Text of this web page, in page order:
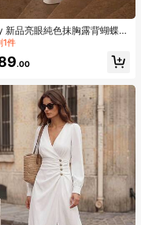
新品亮眼純色抹胸露背蝴蝶結
裝，優雅修身女款正式禮
派對、婚禮、秋季
1件
.00